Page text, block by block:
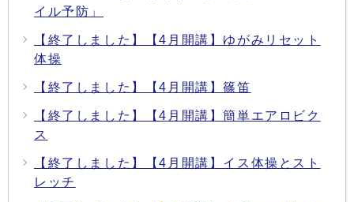
イル予防」
【終了しました】【4月開講】ゆがみリセット
体操
【終了しました】【4月開講】篠笛
【終了しました】【4月開講】簡単エアロビク
ス
【終了しました】【4月開講】イス体操とスト
レッチ